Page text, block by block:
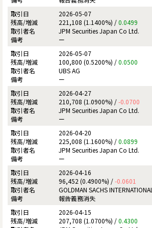
2026-05-07
221,108 (1.1400%) /0.0499
JPM Securities Japan Co Ltd.
ー
2026-05-07
100,800 (0.5200%) /0.0500
UBS AG
ー
2026-04-27
210,708 (1.0900%) /-0.0700
JPM Securities Japan Co Ltd.
ー
2026-04-20
225,008 (1.1600%) /0.0899
JPM Securities Japan Co Ltd.
ー
2026-04-16
96,452 (0.4900%) /-0.0601
GOLDMAN SACHS INTERNATIONAL
報告義務消失
2026-04-15
207,708 (1.0700%) /0.4300